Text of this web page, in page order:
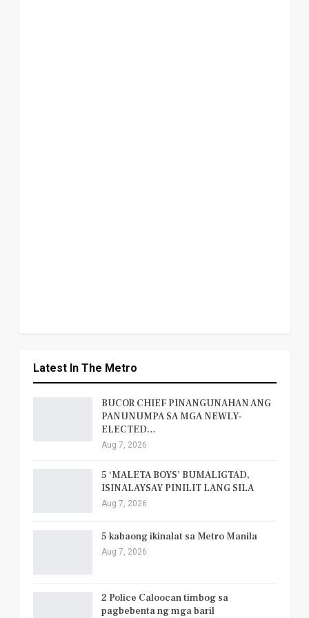
Latest In The Metro
BUCOR CHIEF PINANGUNAHAN ANG
PANUNUMPA SA MGA NEWLY-
ELECTED…
Aug 7, 2026
5 ‘MALETA BOYS’ BUMALIGTAD,
ISINALAYSAY PINILIT LANG SILA
Aug 7, 2026
5 kabaong ikinalat sa Metro Manila
Aug 7, 2026
2 Police Caloocan timbog sa
pagbebenta ng mga baril